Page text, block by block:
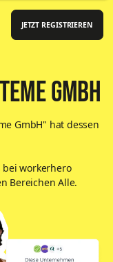
JETZT REGISTRIEREN
GmbH
GmbH" hat dessen
bei workerhero
Bereichen Alle.